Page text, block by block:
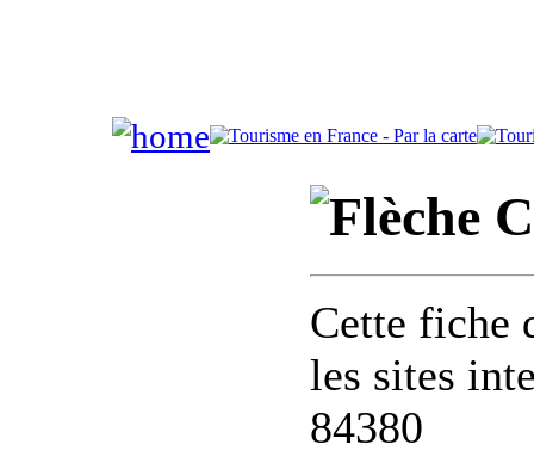
Cette fiche
les sites
84380